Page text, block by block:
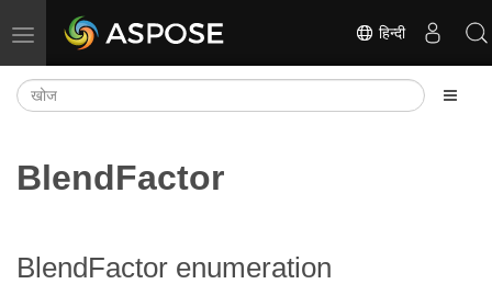
नेविगेशन टॉगल करें हिन्दी
BlendFactor
BlendFactor enumeration